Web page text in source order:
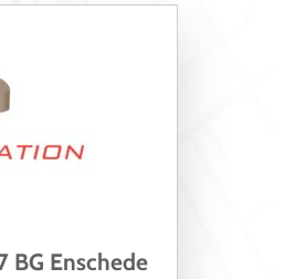
BG Enschede